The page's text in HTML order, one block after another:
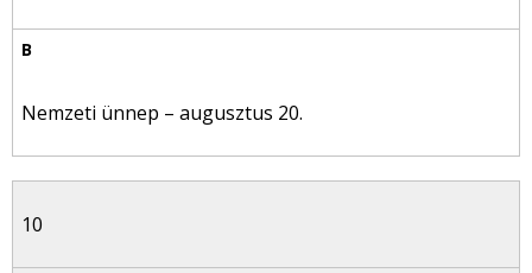
Nemzeti ünnep – augusztus 20.
10